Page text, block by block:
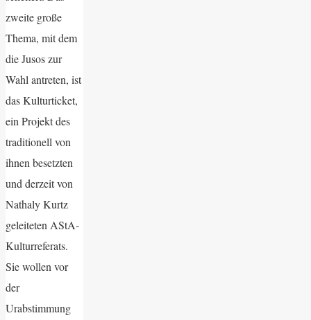
zweite große
Thema, mit dem
die Jusos zur
Wahl antreten, ist
das Kulturticket,
ein Projekt des
traditionell von
ihnen besetzten
und derzeit von
Nathaly Kurtz
geleiteten AStA-
Kulturreferats.
Sie wollen vor
der
Urabstimmung